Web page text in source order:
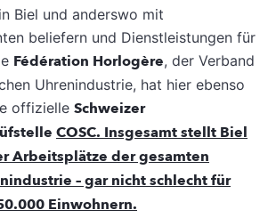
Biel und anderswo mit
beliefern und Dienstleistungen für
Fédération Horlogère, der Verband
Uhrenindustrie, hat hier ebenso
offizielle Schweizer
COSC. Insgesamt stellt Biel
Arbeitsplätze der gesamten
– gar nicht schlecht für
Einwohnern.